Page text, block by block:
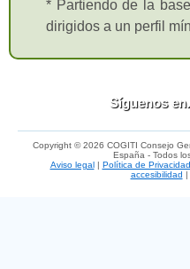
* Partiendo de la
dirigidos a un perfil
Síguenos
Copyright © 2026 COGITI Consejo
España - Todos
Aviso legal| Política de Privacidad
accesibilidad |